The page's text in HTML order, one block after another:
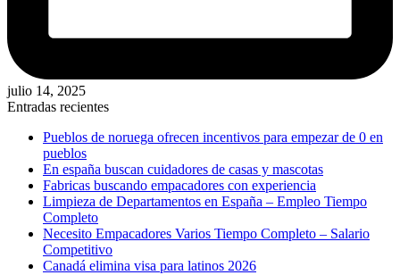
julio 14, 2025
Entradas recientes
Pueblos de noruega ofrecen incentivos para empezar de 0 en
pueblos
En españa buscan cuidadores de casas y mascotas
Fabricas buscando empacadores con experiencia
Limpieza de Departamentos en España – Empleo Tiempo
Completo
Necesito Empacadores Varios Tiempo Completo – Salario
Competitivo
Canadá elimina visa para latinos 2026